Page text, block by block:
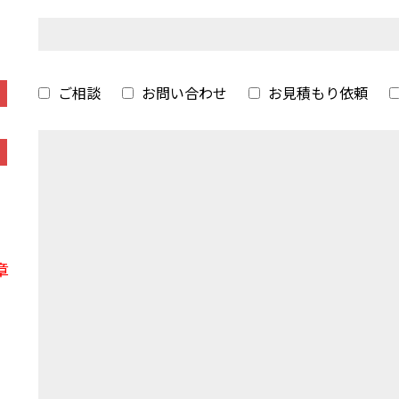
ご相談 お問い合わせ お見積もり依頼